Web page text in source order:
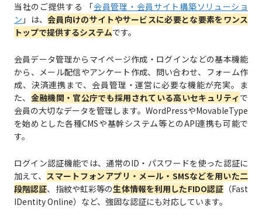
当社のご提供する 「会員管理・会員サイト構築ソリューショ
ン 」は、会員向けのサイトやサービスに必要とな要素をワンス
トップで提供するシステムです。
会員データ管理からマイページ作成・ログインなどの基本機能
から、メール配信やアンケート作成、問い合わせ、フォーム作
成、決済連携まで、会員管理・運営に必要な機能が充実。ま
た、 金融機関・官公庁でも採用されている高いセキュリティ で
会員の大切なデータを管理します。WordPressやMovableType
を始めとした各種CMSや基幹システム等とのAPI連携も可能で
す。
ログイン認証機能では、通常のID・パスワードを使った認証に
加えて、 スマートフォンアプリ・メール・SMSなどを用いた二
段階認証、指紋や虹彩等の生体情報を利用したFIDO認証（Fast
IDentity Online）など、強固な認証にも対応しています。